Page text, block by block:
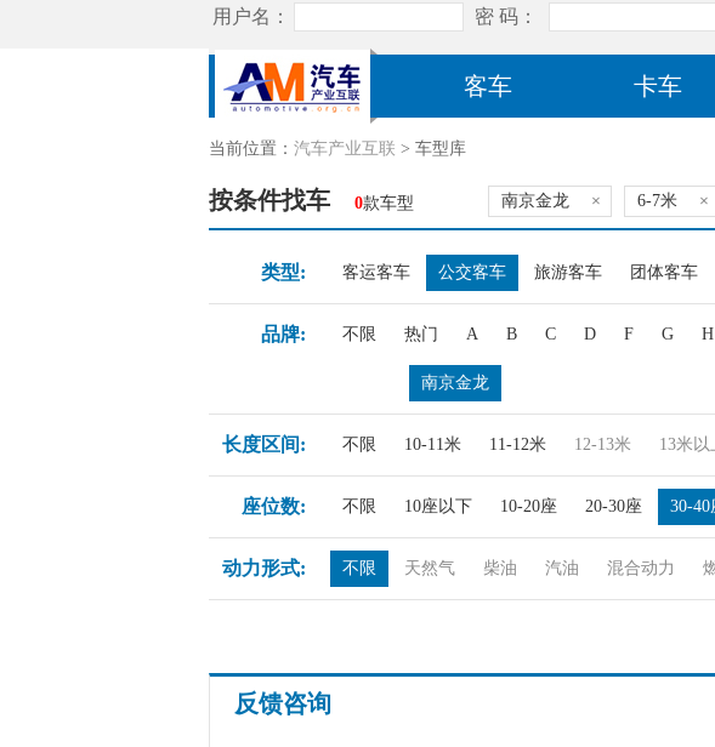
客车 卡车
当前位置： 汽车产业互联 > 车型库
按条件找车 0款车型 南京金龙 × 6-7米 ×
类型: 客运客车 公交客车 旅游客车 团体客车
品牌: 不限 热门 A B C D F G H
南京金龙
长度区间: 不限 10-11米 11-12米 12-13米 13米以
座位数: 不限 10座以下 10-20座 20-30座 30-40
动力形式: 不限 天然气 柴油 汽油 混合动力
反馈咨询